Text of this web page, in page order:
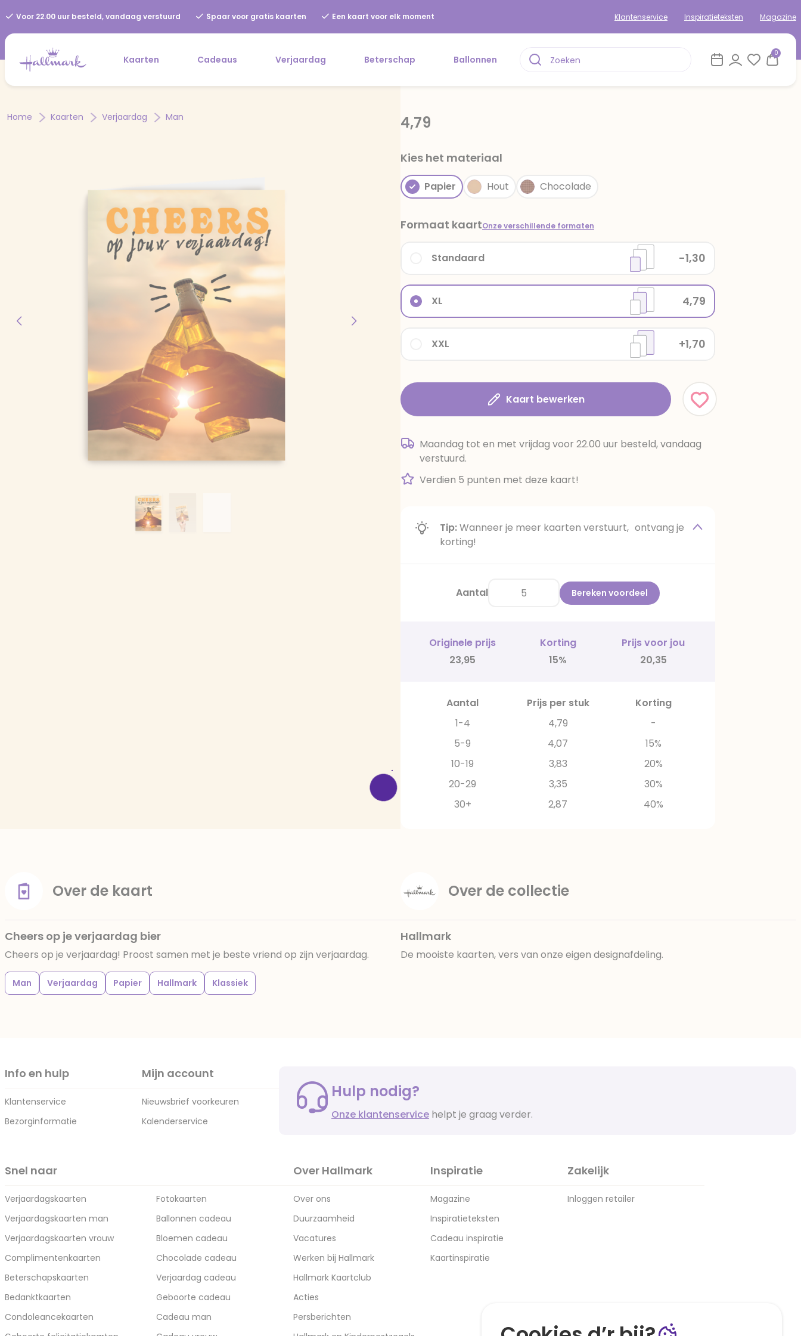
Voor 22.00 uur besteld, vandaag verstuurd Spaar voor gratis kaarten Een kaart voor elk moment Klantenservice Inspiratieteksten Magazine
Kaarten Cadeaus Verjaardag Beterschap Ballonnen
0
Home Kaarten Verjaardag Man 4,79
Kies het materiaal
Papier Hout Chocolade
Formaat kaartOnze verschillende formaten
XXL +1,70
XL 4,79
Standaard -1,30
Kaart bewerken
Maandag tot en met vrijdag voor 22.00 uur besteld, vandaag
verstuurd.
Verdien 5 punten met deze kaart!
Tip:Wanneer je meer kaarten verstuurt, ontvang je
korting!
Aantal Bereken voordeel
Originele prijs Korting
Prijs voor jou
23,95
15% 20,35
Aantal Prijs per stuk
Korting
1-4
4,79
-
5-9
4,07
15%
10-19
3,83
20%
20-29
3,35
30%
30+
2,87 40%
Over de kaart
Cheers op je verjaardag bier
Cheers op je verjaardag! Proost samen met je beste vriend op zijn verjaardag.
Man Verjaardag Papier Hallmark Klassiek
Over de collectie
Hallmark
De mooiste kaarten, vers van onze eigen designafdeling.
Info en hulp
Klantenservice
Bezorginformatie
Mijn account
Nieuwsbrief voorkeuren
Kalenderservice
Hulp nodig?
Onze klantenservice helpt je graag verder.
Snel naar
Verjaardagskaarten
Verjaardagskaarten man
Verjaardagskaarten vrouw
Complimentenkaarten
Beterschapskaarten
Bedanktkaarten
Condoleancekaarten
Fotokaarten
Ballonnen cadeau
Bloemen cadeau
Chocolade cadeau
Verjaardag cadeau
Geboorte cadeau
Cadeau man
Over Hallmark
Over ons
Duurzaamheid
Vacatures
Werken bij Hallmark
Hallmark Kaartclub
Acties
Persberichten
Inspiratie
Magazine
Inspiratieteksten
Cadeau inspiratie
Kaartinspiratie
Zakelijk
Inloggen retailer